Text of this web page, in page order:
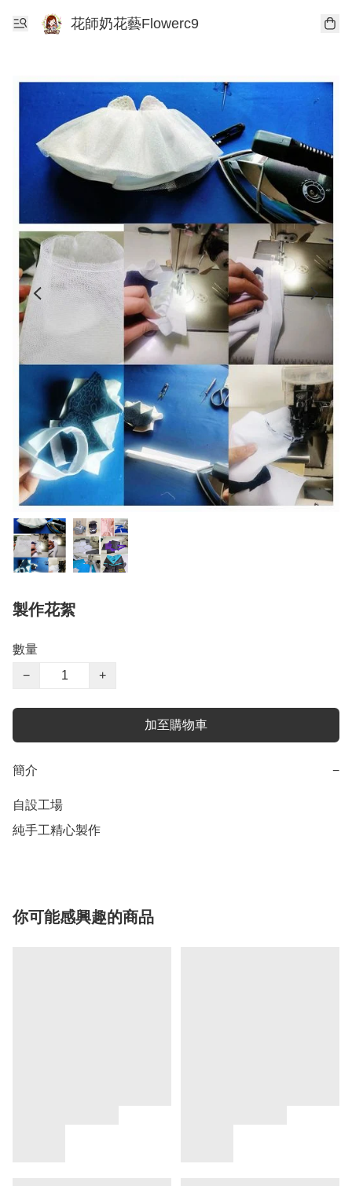
花師奶花藝Flowerc9
製作花絮
數量
−
+
加至購物車
簡介 −
自設工場
純手工精心製作
你可能感興趣的商品